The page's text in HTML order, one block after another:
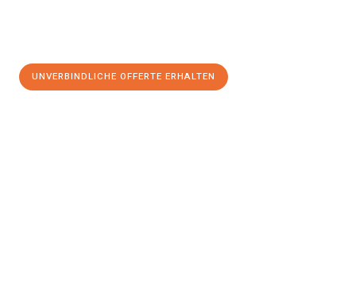
UNVERBINDLICHE OFFERTE ERHALTEN